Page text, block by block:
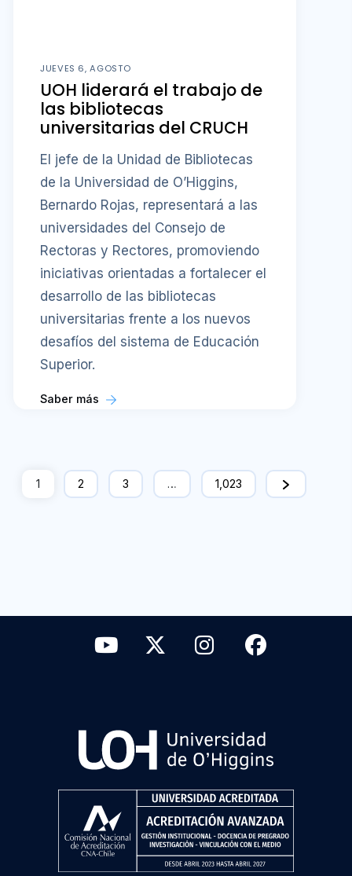
JUEVES 6, AGOSTO
UOH liderará el trabajo de
las bibliotecas
universitarias del CRUCH
El jefe de la Unidad de Bibliotecas
de la Universidad de O’Higgins,
Bernardo Rojas, representará a las
universidades del Consejo de
Rectoras y Rectores, promoviendo
iniciativas orientadas a fortalecer el
desarrollo de las bibliotecas
universitarias frente a los nuevos
desafíos del sistema de Educación
Superior.
Saber más
1 2 3 … 1,023